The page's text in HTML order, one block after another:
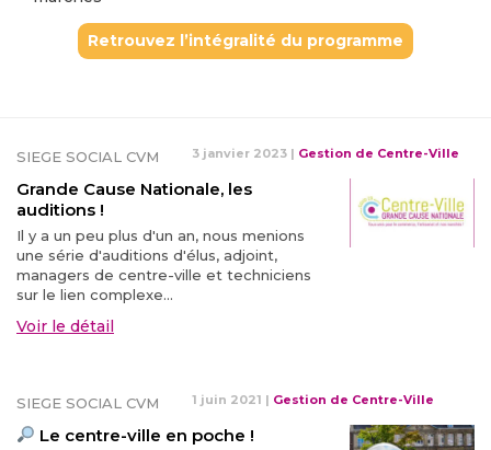
Retrouvez l’intégralité du programme
SIEGE SOCIAL CVM 3 janvier 2023 | Gestion de Centre-Ville
Grande Cause Nationale, les
auditions !
Il y a un peu plus d'un an, nous menions
une série d'auditions d'élus, adjoint,
managers de centre-ville et techniciens
sur le lien complexe...
Voir le détail
SIEGE SOCIAL CVM 1 juin 2021 | Gestion de Centre-Ville
Le centre-ville en poche !